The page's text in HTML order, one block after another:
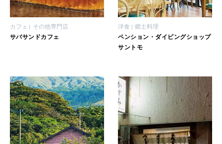
カフェ その他専門店
サバサンドカフェ
洋食 郷土料理
ペンション・ダイビングショップ
サントモ